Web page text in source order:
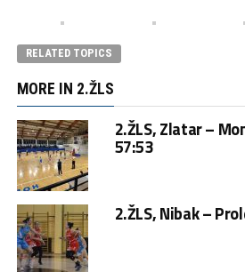
RELATED TOPICS
MORE IN 2.ŽLS
2.ŽLS, Zlatar –
57:53
2.ŽLS, Nibak –